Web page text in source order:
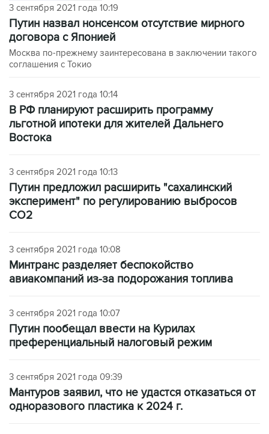
3 сентября 2021 года 10:19
Путин назвал нонсенсом отсутствие мирного
договора с Японией
Москва по-прежнему заинтересована в заключении такого
соглашения с Токио
3 сентября 2021 года 10:14
В РФ планируют расширить программу
льготной ипотеки для жителей Дальнего
Востока
3 сентября 2021 года 10:13
Путин предложил расширить "сахалинский
эксперимент" по регулированию выбросов
СО2
3 сентября 2021 года 10:08
Минтранс разделяет беспокойство
авиакомпаний из-за подорожания топлива
3 сентября 2021 года 10:07
Путин пообещал ввести на Курилах
преференциальный налоговый режим
3 сентября 2021 года 09:39
Мантуров заявил, что не удастся отказаться от
одноразового пластика к 2024 г.